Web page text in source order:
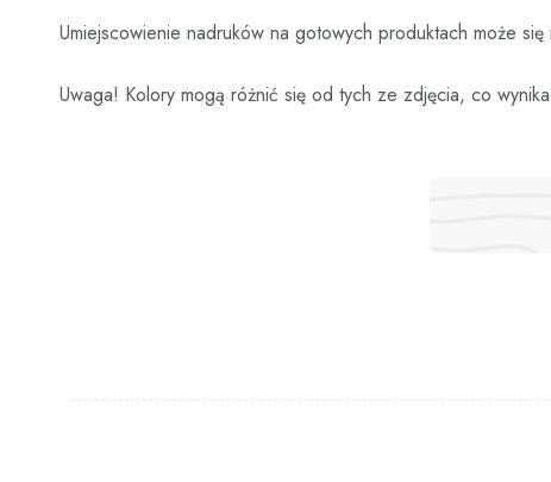
Umiejscowienie nadruków na gotowych produktach może
Uwaga! Kolory mogą różnić się od tych ze zdjęcia, co